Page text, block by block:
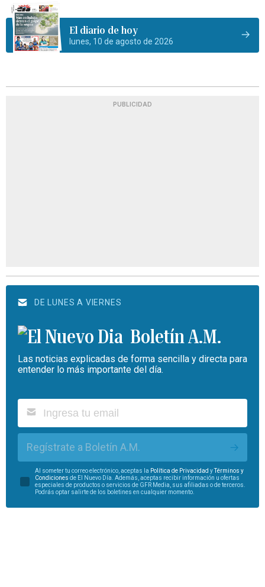
El diario de hoy
lunes, 10 de agosto de 2026
PUBLICIDAD
DE LUNES A VIERNES
Boletín A.M.
Las noticias explicadas de forma sencilla y directa para
entender lo más importante del día.
Regístrate a Boletín A.M.
Al someter tu correo electrónico, aceptas la Política de Privacidad yTérminos y
Condiciones de El Nuevo Día. Además, aceptas recibir información u ofertas
especiales de productos o servicios de GFR Media, sus afiliadas o de terceros.
Podrás optar salirte de los boletines en cualquier momento.